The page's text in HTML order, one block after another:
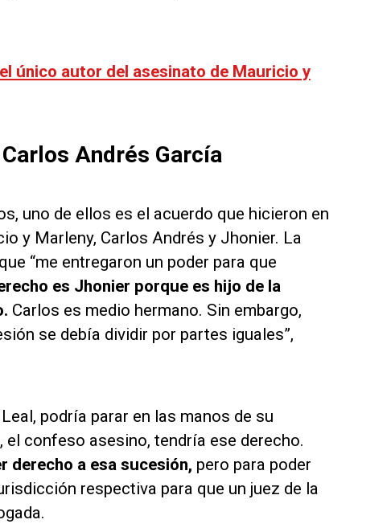
único autor del asesinato de Mauricio y
Andrés García
uno de ellos es el acuerdo que hicieron en
y Marleny, Carlos Andrés y Jhonier. La
“me entregaron un poder para que
es Jhonier porque es hijo de la
Carlos es medio hermano. Sin embargo,
se debía dividir por partes iguales”,
podría parar en las manos de su
confeso asesino, tendría ese derecho.
derecho a esa sucesión, pero para poder
respectiva para que un juez de la